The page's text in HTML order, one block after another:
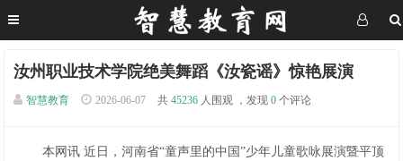
汝州职业技术学院绝美舞蹈《汝瓷谣》惊艳展演
智慧教育 2026-06-07 共 45236 人围观 ，发现 0 个评论
本网讯 近日，河南省“童声里的中国”少年儿童歌咏展演暨平顶